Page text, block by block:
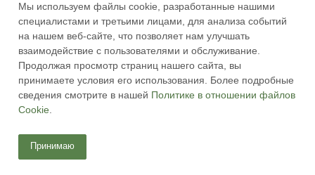
2026 © Academyfishing - продажа товаров для рыбалки по
Москве и России
Мы используем файлы cookie, разработанные нашими
специалистами и третьими лицами, для анализа событий
на нашем веб-сайте, что позволяет нам улучшать
взаимодействие с пользователями и обслуживание.
Продолжая просмотр страниц нашего сайта, вы
принимаете условия его использования. Более подробные
сведения смотрите в нашей Политике в отношении файлов
Cookie
Принимаю